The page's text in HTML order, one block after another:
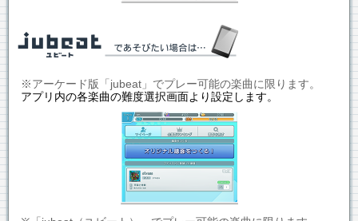
※アーケード版「jubeat」でプレー可能の楽曲に限ります。
アプリ内の各楽曲の難度選択画面より設定します。